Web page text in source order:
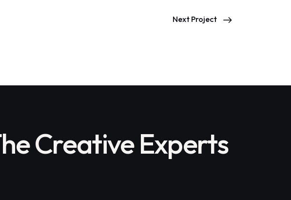
Next Project
Creative Experts